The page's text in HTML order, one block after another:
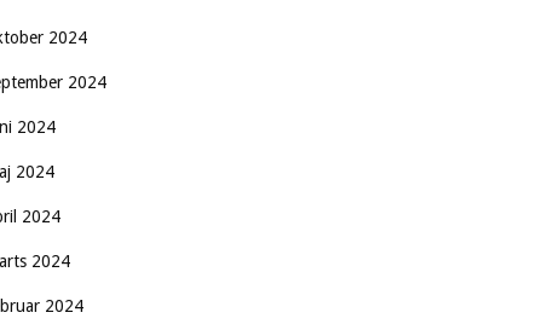
2024
2024
2024
2024
2024
2024
2024